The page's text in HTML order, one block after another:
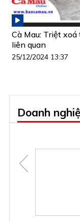
Cà Mau: Triệt
liên quan
25/12/2024 13:37
Doanh